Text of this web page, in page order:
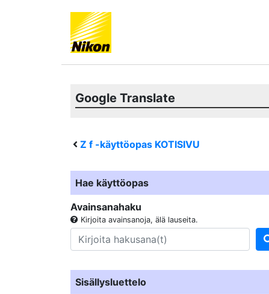
Google Translate
Z f -käyttöopas KOTISIVU
Hae käyttöopas
Avainsanahaku
Kirjoita avainsanoja, älä lauseita.
Sisällysluettelo